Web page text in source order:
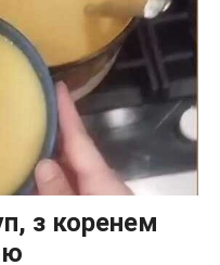
з коренем